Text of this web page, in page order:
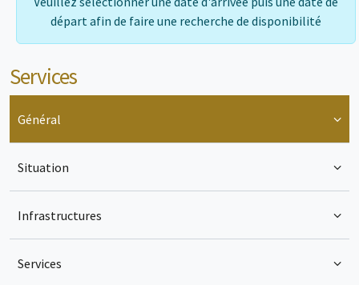
départ afin de faire une recherche de disponibilité
Services
Général
Situation
Infrastructures
Services